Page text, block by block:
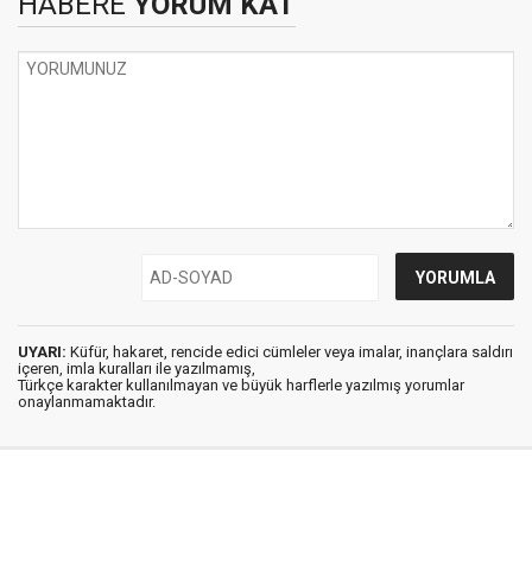
UYARI: Küfür, hakaret, rencide edici cümleler veya imalar, inançlara saldırı
içeren, imla kuralları ile yazılmamış,
Türkçe karakter kullanılmayan ve büyük harflerle yazılmış yorumlar
onaylanmamaktadır.